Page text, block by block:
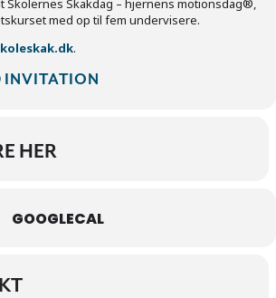
Skolernes Skakdag – hjernens motionsdag®,
med op til fem undervisere.
.
HER
GOOGLECAL